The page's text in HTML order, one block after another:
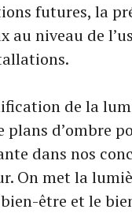
futures, la
au niveau de
de la
plans d’ombre
dans nos
On met la
être et le